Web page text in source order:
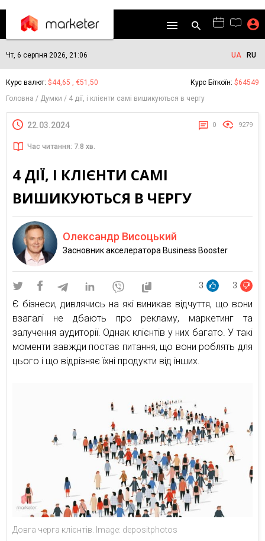
Чт, 6 серпня 2026, 21:06 UA RU
Курс валют: $44,65 , €51,50 Курс Біткоїн: $64549
Головна
Думки 4 дії, і клієнти самі вишикуються в чергу
22.03.2024 0 9279
Час читання: 7.8 хв.
4 ДІЇ, І КЛІЄНТИ САМІ
ВИШИКУЮТЬСЯ В ЧЕРГУ
Олександр Висоцький
Засновник акселератора Business Booster
3 3
Є бізнеси, дивлячись на які виникає відчуття, що вони
взагалі не дбають про рекламу, маркетинг та
залучення аудиторії. Однак клієнтів у них багато. У такі
моменти завжди постає питання, що вони роблять для
цього і що відрізняє їхні продукти від інших.
Довга черга клієнтів. Image: depositphotos